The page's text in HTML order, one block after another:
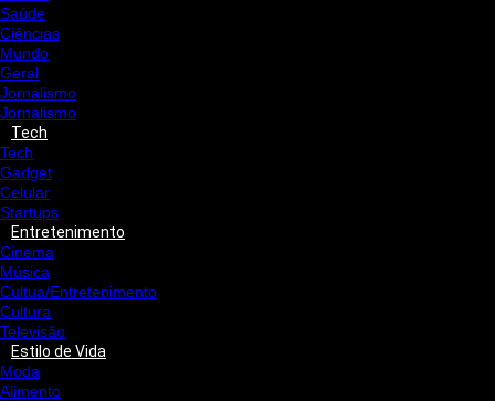
Saúde
Ciências
Mundo
Geral
Jornalismo
Jornalismo
Tech
Tech
Gadget
Celular
Startups
Entretenimento
Cinema
Música
Cultua/Entretenimento
Cultura
Televisão
Estilo de Vida
Moda
Alimento